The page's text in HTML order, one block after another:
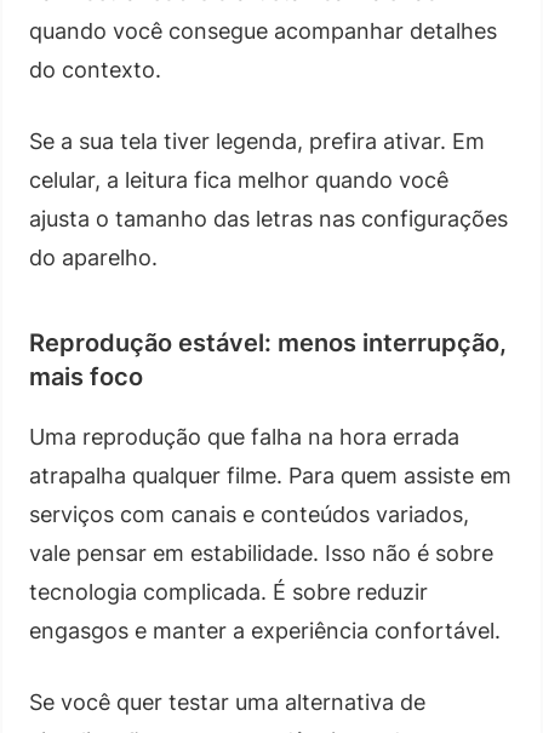
quando você consegue acompanhar detalhes
do contexto.
Se a sua tela tiver legenda, prefira ativar. Em
celular, a leitura fica melhor quando você
ajusta o tamanho das letras nas configurações
do aparelho.
Reprodução estável: menos interrupção,
mais foco
Uma reprodução que falha na hora errada
atrapalha qualquer filme. Para quem assiste em
serviços com canais e conteúdos variados,
vale pensar em estabilidade. Isso não é sobre
tecnologia complicada. É sobre reduzir
engasgos e manter a experiência confortável.
Se você quer testar uma alternativa de